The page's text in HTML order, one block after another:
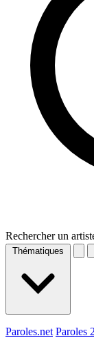
Rechercher un
Thématiques
Paroles.net Paroles